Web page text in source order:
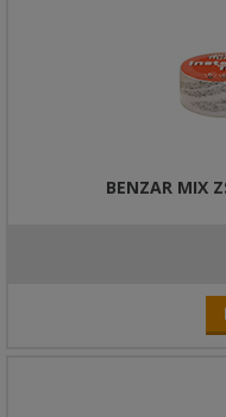
BENZAR MIX